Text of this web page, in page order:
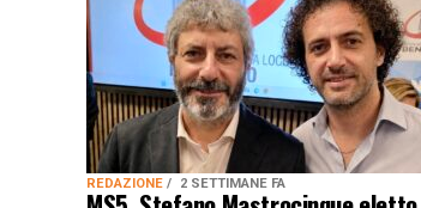
REDAZIONE 2 SETTIMANE FA